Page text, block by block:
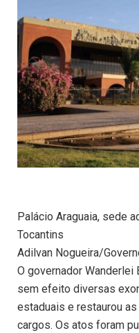
Palácio Araguaia, sede
Tocantins
Adilvan Nogueira/
O governador Wanderlei
sem efeito diversas
estaduais e restaurou
cargos. Os atos foram